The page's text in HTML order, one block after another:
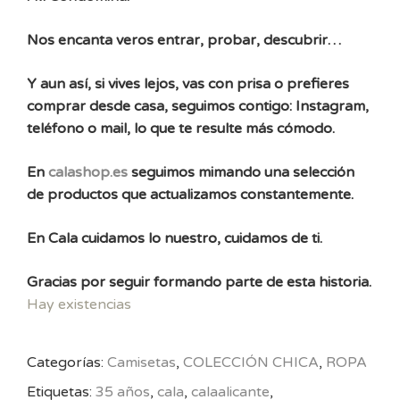
Nos encanta veros entrar, probar, descubrir…
Y aun así, si vives lejos, vas con prisa o prefieres
comprar desde casa, seguimos contigo: Instagram,
teléfono o mail, lo que te resulte más cómodo.
En calashop.es seguimos mimando una selección
de productos que actualizamos constantemente.
En Cala cuidamos lo nuestro, cuidamos de ti.
Gracias por seguir formando parte de esta historia.
Hay existencias
Categorías: Camisetas, COLECCIÓN CHICA, ROPA
Etiquetas: 35 años, cala, calaalicante,